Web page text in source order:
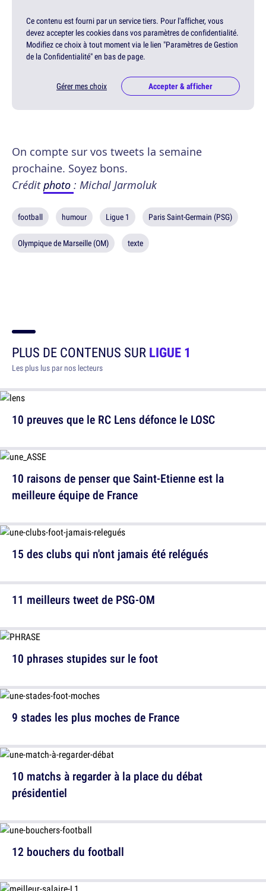
Ce contenu est fourni par un service tiers. Pour l'afficher, vous
devez accepter les cookies dans vos paramètres de confidentialité.
Modifiez ce choix à tout moment via le lien "Paramètres de Gestion
de la Confidentialité" en bas de page.
Gérer mes choix Accepter & afficher
On compte sur vos tweets la semaine
prochaine. Soyez bons.
Créditphoto : Michal Jarmoluk
football humour Ligue 1 Paris Saint-Germain (PSG)
Olympique de Marseille (OM) texte
PLUS DE CONTENUS SURLIGUE 1
Les plus lus par nos lecteurs
10 preuves que le RC Lens défonce le LOSC
15 des clubs qui n'ont jamais été relégués
10 phrases stupides sur le foot
10 matchs à regarder à la place du débat
présidentiel
10 raisons de penser que Saint-Etienne est la
meilleure équipe de France
11 meilleurs tweet de PSG-OM
9 stades les plus moches de France
12 bouchers du football